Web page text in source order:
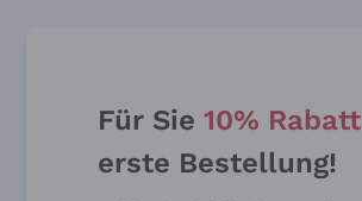
Für Sie 10% Rabatt
erste Bestellung!